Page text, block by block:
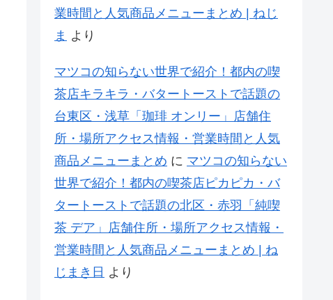
業時間と人気商品メニューまとめ | ねじ
ま より
マツコの知らない世界で紹介！都内の喫
茶店キラキラ・バタートーストで話題の
台東区・浅草「珈琲 オンリー」店舗住
所・場所アクセス情報・営業時間と人気
商品メニューまとめ に マツコの知らない
世界で紹介！都内の喫茶店ピカピカ・バ
タートーストで話題の北区・赤羽「純喫
茶 デア」店舗住所・場所アクセス情報・
営業時間と人気商品メニューまとめ | ね
じまき日 より